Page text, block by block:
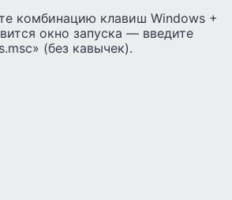
комбинацию клавиш Windows +
окно запуска — введите
(без кавычек).